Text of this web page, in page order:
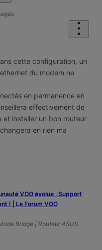
cette configuration, un
du modem ne
en permanence en
effectivement de
et installer un bon routeur
en rien ma
VOO évolue : Support
! | Le Forum VOO
Bridge | Routeur ASUS